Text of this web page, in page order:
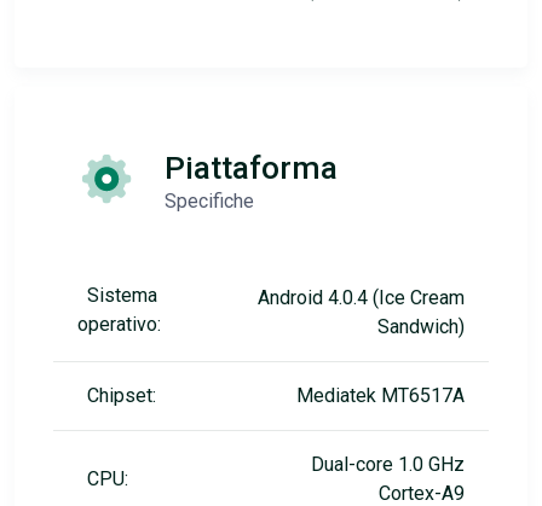
Piattaforma
Specifiche
Sistema
operativo:
Android 4.0.4 (Ice Cream
Sandwich)
Chipset: Mediatek MT6517A
CPU:
Dual-core 1.0 GHz
Cortex-A9